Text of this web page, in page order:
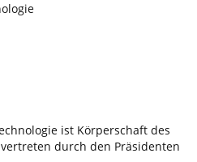
ist Körperschaft des
durch den Präsidenten